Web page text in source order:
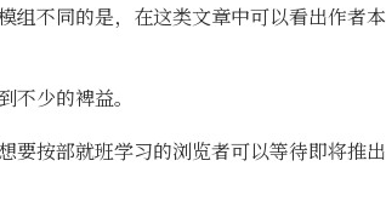
不同的是，在这类文章中可以看出作者本
少的裨益。
按部就班学习的浏览者可以等待即将推出